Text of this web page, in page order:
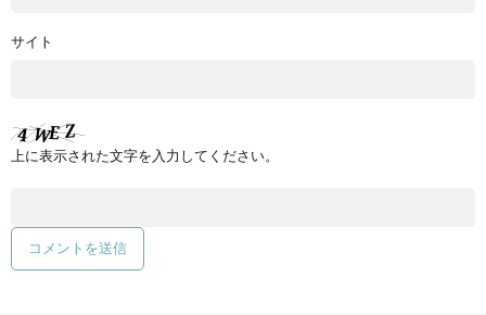
サイト
上に表示された文字を入力してください。